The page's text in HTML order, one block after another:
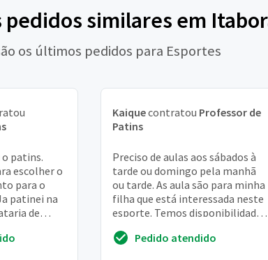
pedidos similares em
os últimos pedidos para Esportes
patins.
escolher o
para o
patinei na
de
Kaiquecontratou Professor de
Patins
Preciso de aulas aos sábados à
tarde ou domingo pela manhã
ou tarde. As aula são para minha
filha que está interessada neste
esporte. Temos disponibilidade
Pedido atendido